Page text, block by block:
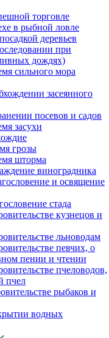
торговле
в рыбной ловле
деревьев
при
дождях)
сильного мора
засеянного
посевов и садов
засухи
грозы
шторма
виноградника
и освящение
стада
кузнецов и
льноводам
певчих, о
пении и чтении
пчеловодов,
пчел
рыбаков и
водных